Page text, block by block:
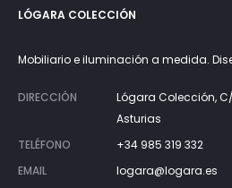
LÓGARA COLECCIÓN
Mobiliario e iluminación a medida.
DIRECCIÓN
Lógara Colección,
Asturias
TELÉFONO
+34 985 319 332
EMAIL
logara@logara.es